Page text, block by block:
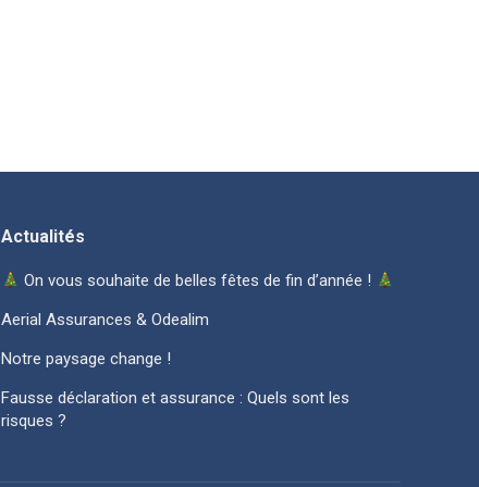
Actualités
On vous souhaite de belles fêtes de fin d’année !
Aerial Assurances & Odealim
Notre paysage change !
Fausse déclaration et assurance : Quels sont les
risques ?